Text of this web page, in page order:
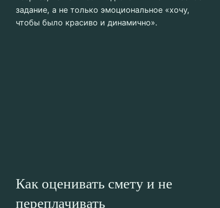
задание, а не только эмоциональное «хочу,
чтобы было красиво и динамично».
Как оценивать смету и не
переплачивать